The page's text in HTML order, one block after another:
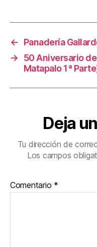
←
Panadería
→
50 Aniversario
Matapalo 1ª
Deja
Tu dirección de
Los campos
Comentario *